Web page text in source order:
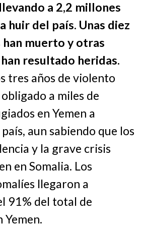
a 2,2 millones
huir del país. Unas diez
han muerto y otras
resultado heridas.
tres años de violento
a miles de
en Yemen a
aun sabiendo que los
y la grave crisis
en Somalia. Los
llegaron a
91% del total de
Yemen.